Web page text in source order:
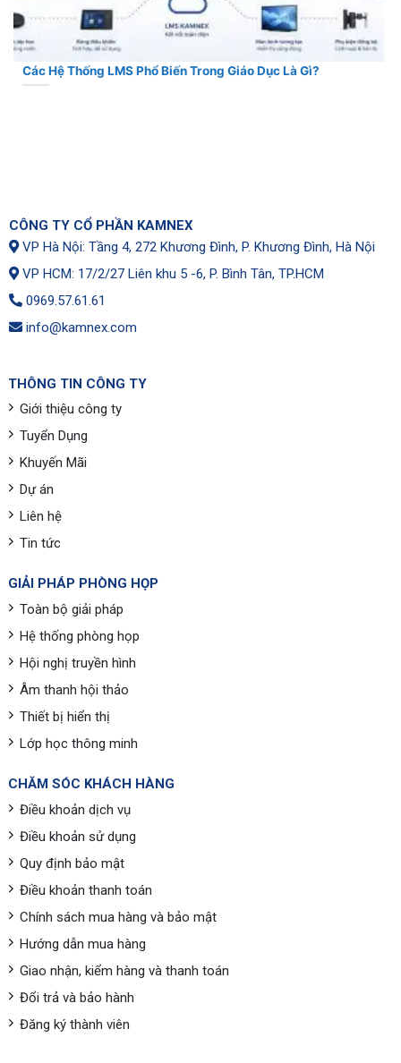
Các Hệ Thống LMS Phổ Biến Trong Giáo Dục Là Gì?
CÔNG TY CỔ PHẦN KAMNEX
VP Hà Nội: Tầng 4, 272 Khương Đình, P. Khương Đình, Hà Nội
VP HCM: 17/2/27 Liên khu 5 -6, P. Bình Tân, TP.HCM
0969.57.61.61
info@kamnex.com
THÔNG TIN CÔNG TY
Giới thiệu công ty
Tuyển Dụng
Khuyến Mãi
Dự án
Liên hệ
Tin tức
GIẢI PHÁP PHÒNG HỌP
Toàn bộ giải pháp
Hệ thống phòng họp
Hội nghị truyền hình
Âm thanh hội thảo
Thiết bị hiển thị
Lớp học thông minh
CHĂM SÓC KHÁCH HÀNG
Điều khoản dịch vụ
Điều khoản sử dụng
Quy định bảo mật
Điều khoản thanh toán
Chính sách mua hàng và bảo mật
Hướng dẫn mua hàng
Giao nhận, kiểm hàng và thanh toán
Đổi trả và bảo hành
Đăng ký thành viên